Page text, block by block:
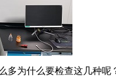
多为什么要检查这几种呢